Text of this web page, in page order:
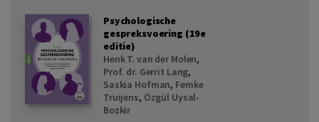
Psychologische
gespreksvoering (19e
editie)
Henk T. van der Molen,
Prof. dr. Gerrit Lang,
Saskia Hofman, Femke
Truijens, Özgül Uysal-
Bozkir